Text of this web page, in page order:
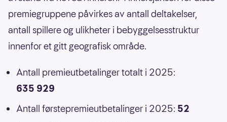
premiegruppene påvirkes av antall deltakelser,
antall spillere og ulikheter i bebyggelsesstruktur
innenfor et gitt geografisk område.
Antall premieutbetalinger totalt i 2025:
635 929
Antall førstepremieutbetalinger i 2025: 52